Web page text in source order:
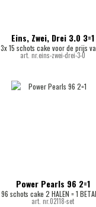
Eins, Zwei, Drei 3.0 3=1
3x 15 schots cake voor de prijs
art. nr.eins-zwei-drei-3-0
Power Pearls 96 2=1
96 schots cake 2 HALEN = 1
art. nr.02118-set